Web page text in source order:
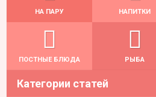
НА ПАРУ НАПИТКИ
ПОСТНЫЕ БЛЮДА РЫБА
Категории статей